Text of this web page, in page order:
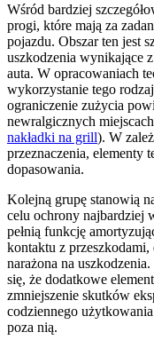
Wśród bardziej
progi, które mają za
pojazdu. Obszar ten jest
uszkodzenia wynikające
auta. W opracowaniach
wykorzystanie tego
ograniczenie zużycia
newralgicznych
nakładki na grill). W
przeznaczenia, elementy
dopasowania.
Kolejną grupę stanowią
celu ochrony najbardziej
pełnią funkcję
kontaktu z
narażona na
się, że dodatkowe
zmniejszenie skutków
codziennego
poza nią.